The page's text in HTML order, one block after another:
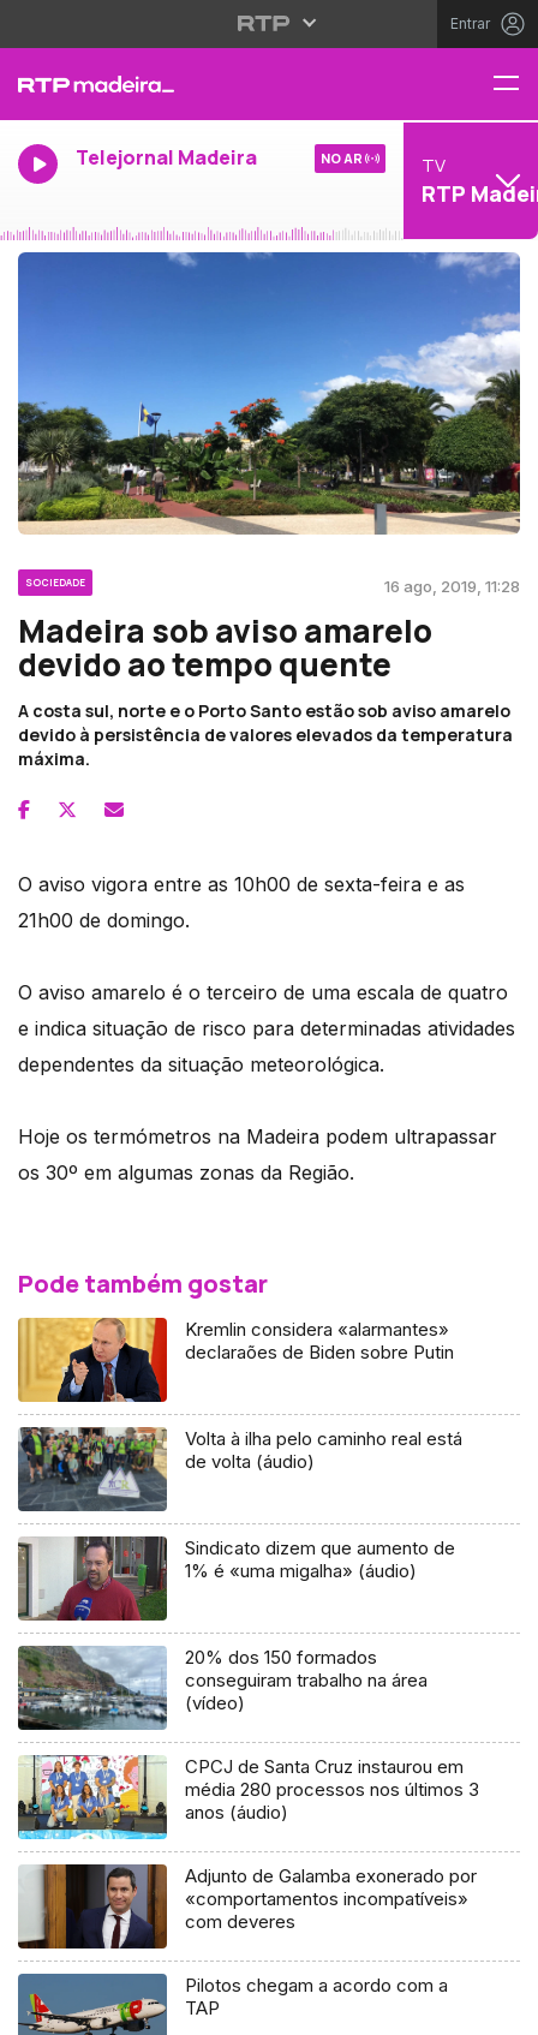
Entrar
Telejornal Madeira NO AR TV
RTP
SOCIEDADE 16 ago, 2019, 11:28
Madeira sob aviso amarelo
devido ao tempo quente
A costa sul, norte e o Porto Santo estão sob aviso amarelo
devido à persistência de valores elevados da temperatura
máxima.
O aviso vigora entre as 10h00 de sexta-feira e as
21h00 de domingo.
O aviso amarelo é o terceiro de uma escala de quatro
e indica situação de risco para determinadas atividades
dependentes da situação meteorológica.
Hoje os termómetros na Madeira podem ultrapassar
os 30º em algumas zonas da Região.
Pode também gostar
Kremlin considera «alarmantes»
declaraões de Biden sobre Putin
Volta à ilha pelo caminho real está
de volta (áudio)
Sindicato dizem que aumento de
1% é «uma migalha» (áudio)
20% dos 150 formados
conseguiram trabalho na área
(vídeo)
CPCJ de Santa Cruz instaurou em
média 280 processos nos últimos 3
anos (áudio)
Adjunto de Galamba exonerado por
«comportamentos incompatíveis»
com deveres
Pilotos chegam a acordo com a
TAP